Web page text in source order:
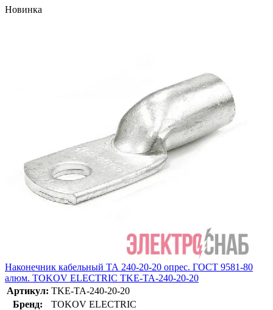
Новинка
Наконечник кабельный ТА 240-20-20 опрес. ГОСТ 9581-80
алюм. TOKOV ELECTRIC TKE-TA-240-20-20
Артикул: TKE-TA-240-20-20
Бренд:
TOKOV ELECTRIC